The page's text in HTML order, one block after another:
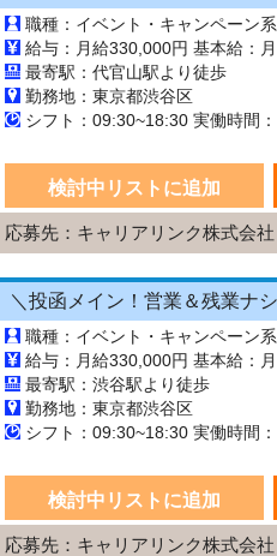
職種：イベント・キャンペーン系
最寄駅：代官山駅より徒歩
勤務地：東京都渋谷区
検討中リストに追加
応募先：キャリアリンク株式会社
職種：イベント・キャンペーン系
最寄駅：渋谷駅より徒歩
勤務地：東京都渋谷区
検討中リストに追加
応募先：キャリアリンク株式会社